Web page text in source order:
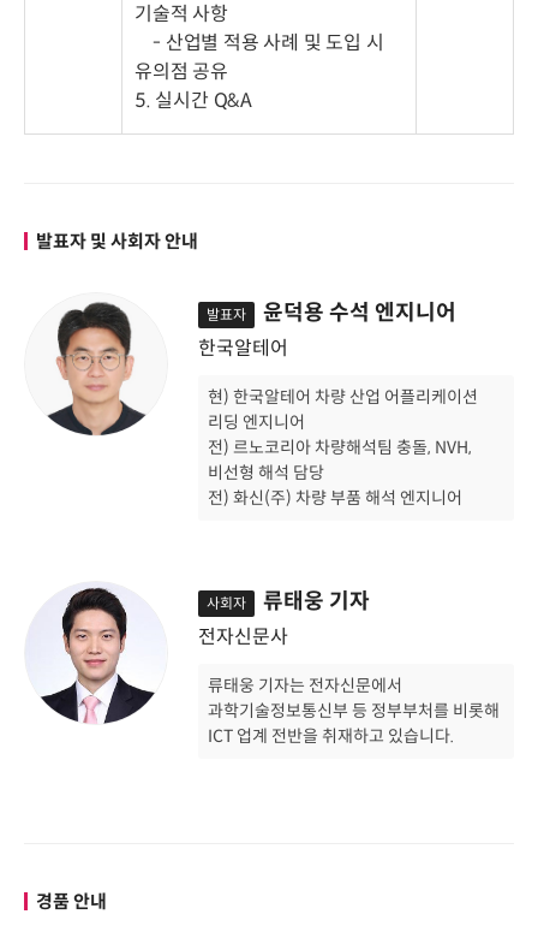
기술적 사항
- 산업별 적용 사례 및 도입 시
유의점 공유
5. 실시간 Q&A
발표자 및 사회자 안내
발표자 윤덕용 수석 엔지니어
한국알테어
현) 한국알테어 차량 산업 어플리케이션
리딩 엔지니어
전) 르노코리아 차량해석팀 충돌, NVH,
비선형 해석 담당
전) 화신(주) 차량 부품 해석 엔지니어
사회자 류태웅 기자
전자신문사
류태웅 기자는 전자신문에서
과학기술정보통신부 등 정부부처를 비롯해
ICT 업계 전반을 취재하고 있습니다.
경품 안내